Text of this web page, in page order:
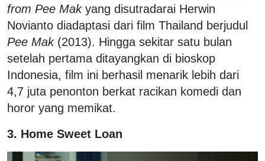
from Pee Makyang disutradarai Herwin
Novianto diadaptasi dari film Thailand berjudul
Pee Mak(2013). Hingga sekitar satu bulan
setelah pertama ditayangkan di bioskop
Indonesia, film ini berhasil menarik lebih dari
4,7 juta penonton berkat racikan komedi dan
horor yang memikat.
3. Home Sweet Loan